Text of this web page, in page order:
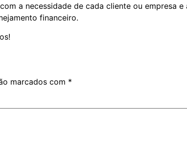
a necessidade de cada cliente ou empresa
financeiro.
marcados com *